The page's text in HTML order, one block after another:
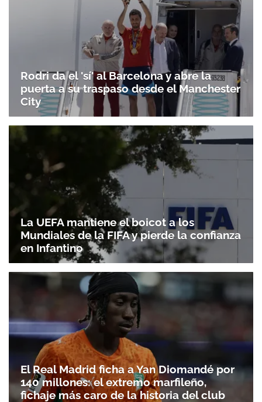
Rodri da el 'sí' al Barcelona y abre la
puerta a su traspaso desde el Manchester
City
La UEFA mantiene el boicot a los
Mundiales de la FIFA y pierde la confianza
en Infantino
El Real Madrid ficha a Yan Diomandé por
140 millones: el extremo marfileño,
fichaje más caro de la historia del club